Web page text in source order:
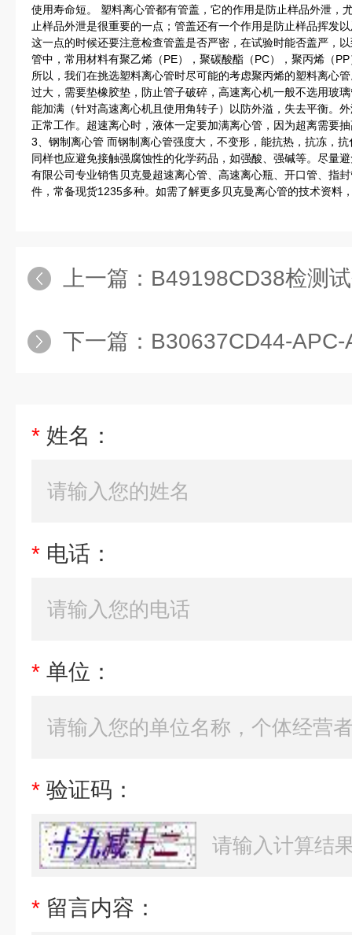
使用寿命短。 塑料离心管都有管盖，它的作用是防止样品外泄，
止样品外泄是很重要的一点；管盖还有一个作用是防止样品挥发
这一点的时候还要注意检查管盖是否严密，在试验时能否盖严，
管中，常用材料有聚乙烯（PE），聚碳酸酯（PC），聚丙烯（
所以，我们在挑选塑料离心管时尽可能的考虑聚丙烯的塑料离心
过大，需要垫橡胶垫，防止管子破碎，高速离心机一般不选用玻
能加满（针对高速离心机且使用角转子）以防外溢，失去平衡。
正常工作。超速离心时，液体一定要加满离心管，因为超离需要
3、钢制离心管 而钢制离心管强度大，不变形，能抗热，抗冻，
同样也应避免接触强腐蚀性的化学药品，如强酸、强碱等。尽量
有限公司专业销售贝克曼超速离心管、高速离心瓶、开口管、指
件，常备现货1235多种。如需了解更多贝克曼离心管的技术资料
上一篇： B49198CD38检测
下一篇： B30637CD44-APC-A750
* 姓名：
* 电话：
* 单位：
* 验证码：
* 留言内容：